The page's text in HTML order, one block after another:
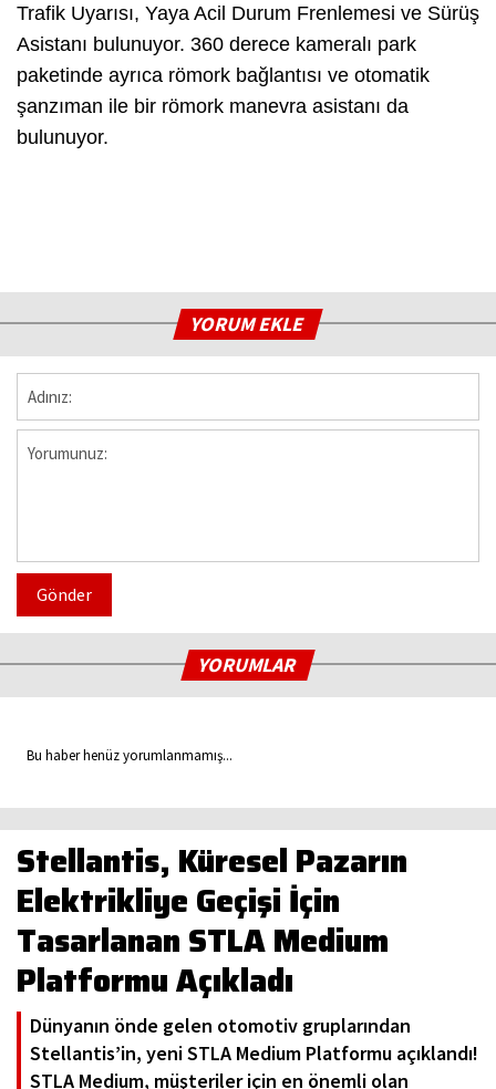
Trafik Uyarısı, Yaya Acil Durum Frenlemesi ve Sürüş
Asistanı bulunuyor. 360 derece kameralı park
paketinde ayrıca römork bağlantısı ve otomatik
şanzıman ile bir römork manevra asistanı da
bulunuyor.
YORUM EKLE
Gönder
YORUMLAR
Bu haber henüz yorumlanmamış...
Stellantis, Küresel Pazarın
Elektrikliye Geçişi İçin
Tasarlanan STLA Medium
Platformu Açıkladı
Dünyanın önde gelen otomotiv gruplarından
Stellantis’in, yeni STLA Medium Platformu açıklandı!
STLA Medium, müşteriler için en önemli olan